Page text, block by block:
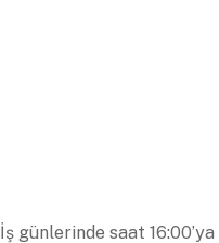
İş günlerinde saat